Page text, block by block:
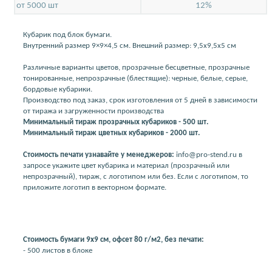
от 5000 шт
12%
Кубарик под блок бумаги.
Внутренний размер 9×9×4,5 см. Внешний размер: 9,5х9,5х5 см
Различные варианты цветов, прозрачные бесцветные, прозрачные
тонированные, непрозрачные (блестящие): черные, белые, серые,
бордовые кубарики.
Производство под заказ, срок изготовления от 5 дней в зависимости
от тиража и загруженности производства
Минимальный тираж прозрачных кубариков - 500 шт.
Минимальный тираж цветных кубариков - 2000 шт.
Стоимость печати узнавайте у менеджеров: info@pro-stend.ru в
запросе укажите цвет кубарика и материал (прозрачный или
непрозрачный), тираж, с логотипом или без. Если с логотипом, то
приложите логотип в векторном формате.
Стоимость бумаги 9х9 см, офсет 80 г/м2, без печати:
- 500 листов в блоке